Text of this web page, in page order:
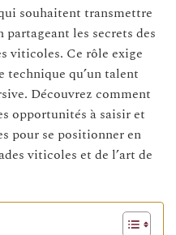
souhaitent transmettre
les secrets des
viticoles. Ce rôle exige
technique qu’un talent
Découvrez comment
opportunités à saisir et
pour se positionner en
viticoles et de l’art de